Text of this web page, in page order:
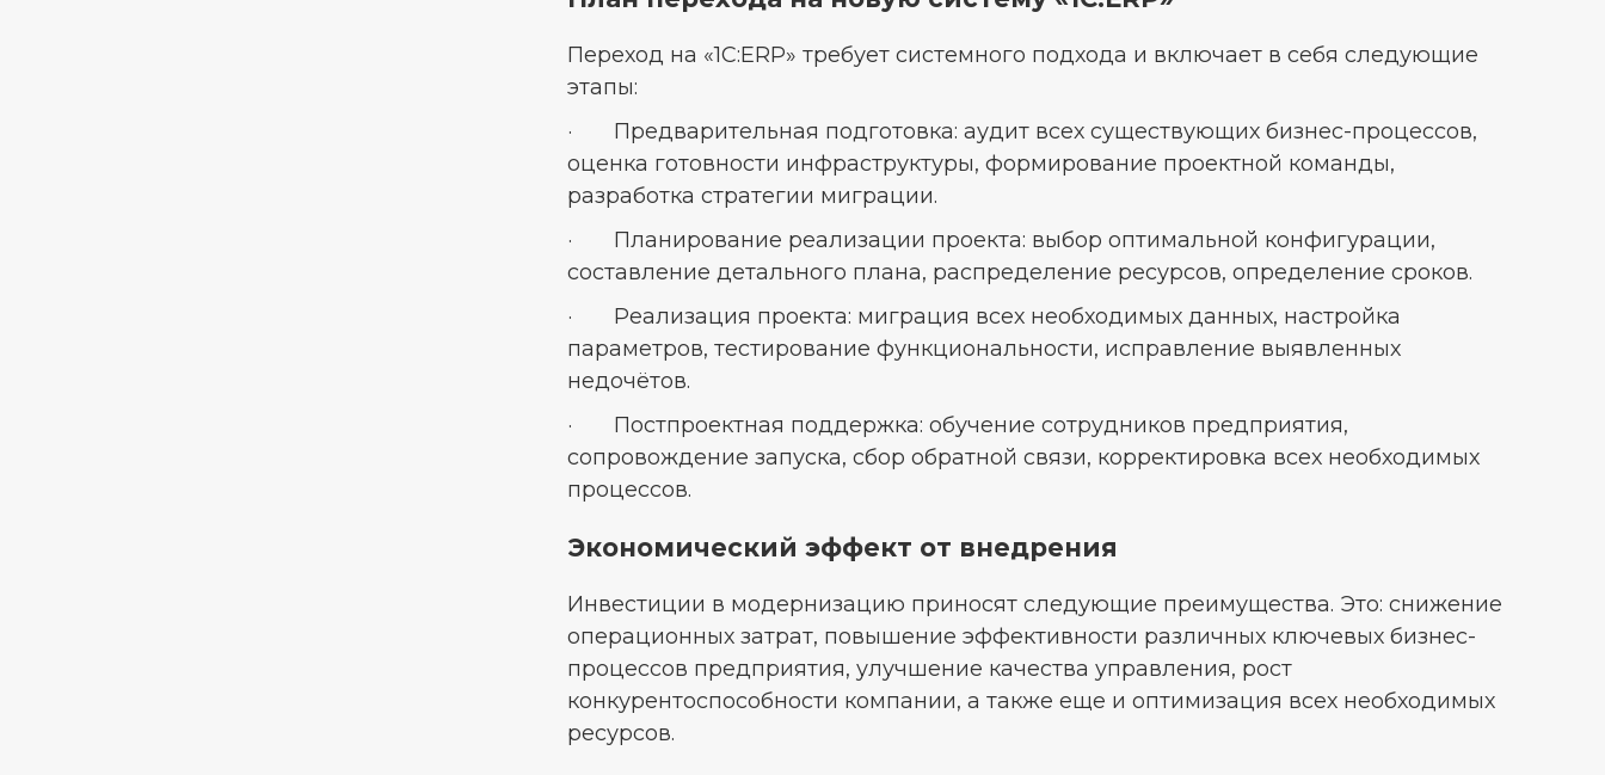
Переход на «1С:ERP» требует системного подхода и включает в себя следующие
этапы:
· Предварительная подготовка: аудит всех существующих бизнес-процессов,
оценка готовности инфраструктуры, формирование проектной команды,
разработка стратегии миграции.
· Планирование реализации проекта: выбор оптимальной конфигурации,
составление детального плана, распределение ресурсов, определение сроков.
· Реализация проекта: миграция всех необходимых данных, настройка
параметров, тестирование функциональности, исправление выявленных
недочётов.
· Постпроектная поддержка: обучение сотрудников предприятия,
сопровождение запуска, сбор обратной связи, корректировка всех необходимых
процессов.
Экономический эффект от внедрения
Инвестиции в модернизацию приносят следующие преимущества. Это: снижение
операционных затрат, повышение эффективности различных ключевых бизнес-
процессов предприятия, улучшение качества управления, рост
конкурентоспособности компании, а также еще и оптимизация всех необходимых
ресурсов.